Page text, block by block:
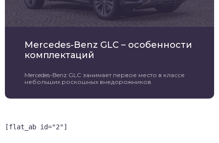
Mercedes-Benz GLC – особенности
комплектаций
Mercedes-Benz GLC занимает первое место в классе
небольших роскошных внедорожников.
[flat_ab id="2"]